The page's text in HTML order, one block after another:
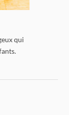
qui